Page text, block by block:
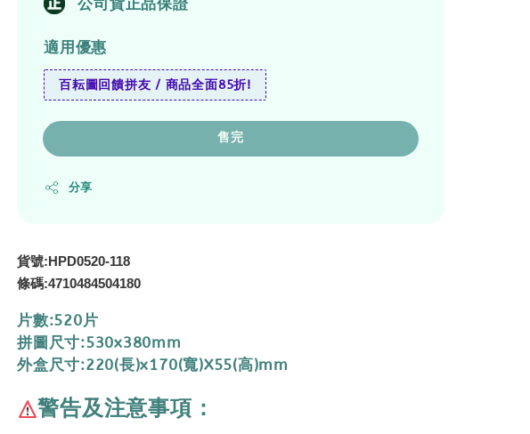
公司貨正品保證
適用優惠
百耘圖回饋拼友 / 商品全面85折!
售完
分享
貨號:HPD0520-118
條碼:4710484504180
片數:520片
拼圖尺寸:530x380mm
外盒尺寸:220(長)x170(寬)X55(高)mm
警告及注意事項：